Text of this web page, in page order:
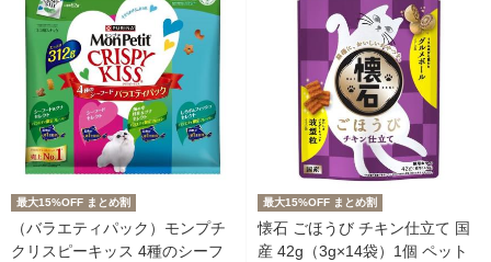
最大15%OFF まとめ割
（バラエティパック）モンプチ
クリスピーキッス 4種のシーフ
最大15%OFF まとめ割
懐石 ごほうび チキン仕立て 国
産 42g（3g×14袋）1個 ペット